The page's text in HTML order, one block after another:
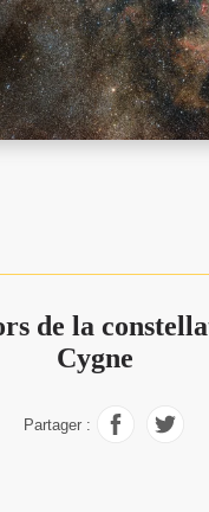
de la
Cygne
Partager :